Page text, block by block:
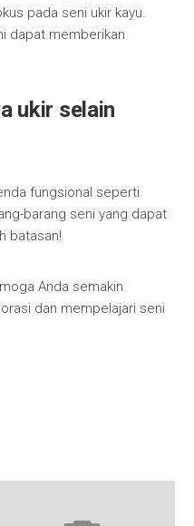
pada seni ukir kayu.
dapat memberikan
ukir selain
fungsional seperti
barang seni yang dapat
batasan!
Anda semakin
dan mempelajari seni